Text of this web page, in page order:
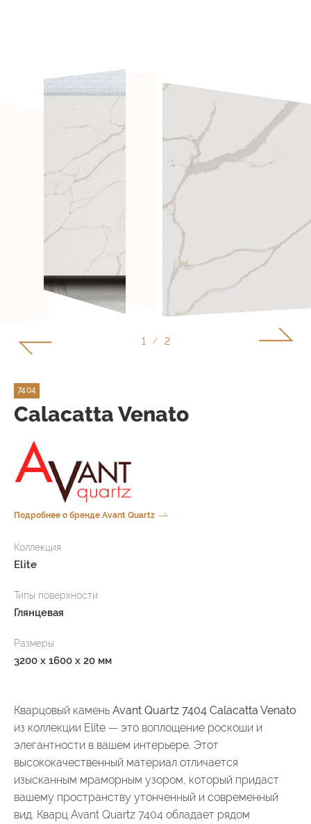
1 / 2
7404
Calacatta Venato
Подробнее о бренде Avant Quartz
Коллекция
Elite
Типы поверхности
Глянцевая
Размеры
3200 x 1600 x 20 мм
Кварцовый камень Avant Quartz 7404 Calacatta Venato
из коллекции Elite — это воплощение роскоши и
элегантности в вашем интерьере. Этот
высококачественный материал отличается
изысканным мраморным узором, который придаст
вашему пространству утонченный и современный
вид. Кварц Avant Quartz 7404 обладает рядом